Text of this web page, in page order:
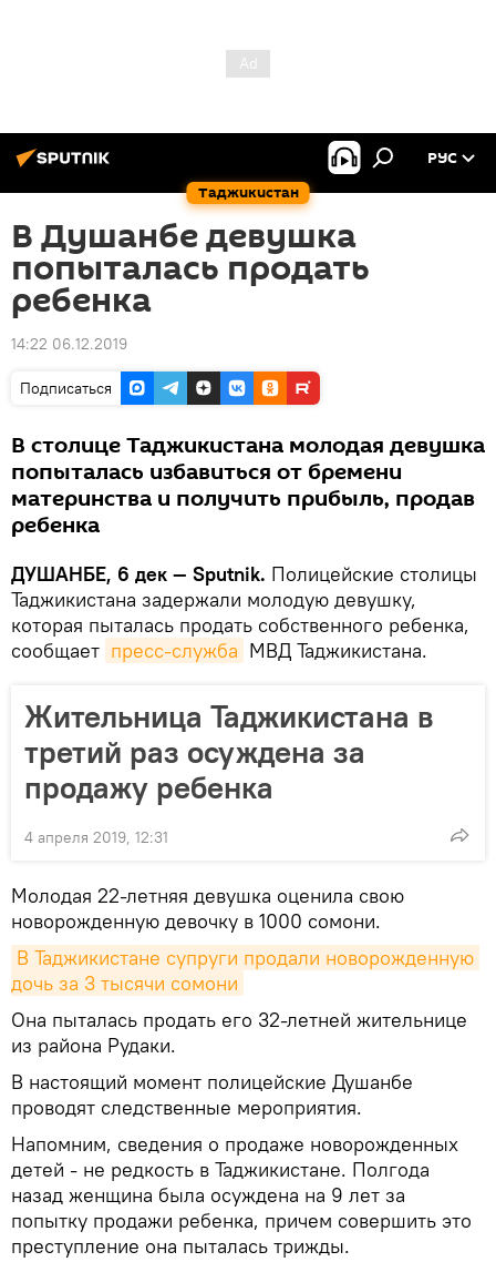
Таджикистан
РУС
В Душанбе девушка
попыталась продать
ребенка
14:22 06.12.2019
Подписаться
В столице Таджикистана молодая девушка
попыталась избавиться от бремени
материнства и получить прибыль, продав
ребенка
ДУШАНБЕ, 6 дек — Sputnik. Полицейские столицы
Таджикистана задержали молодую девушку,
которая пыталась продать собственного ребенка,
сообщает пресс-служба МВД Таджикистана.
Жительница Таджикистана в
третий раз осуждена за
продажу ребенка
4 апреля 2019, 12:31
Молодая 22-летняя девушка оценила свою
новорожденную девочку в 1000 сомони.
В Таджикистане супруги продали новорожденную
дочь за 3 тысячи сомони
Она пыталась продать его 32-летней жительнице
из района Рудаки.
В настоящий момент полицейские Душанбе
проводят следственные мероприятия.
Напомним, сведения о продаже новорожденных
детей - не редкость в Таджикистане. Полгода
назад женщина была осуждена на 9 лет за
попытку продажи ребенка, причем совершить это
преступление она пыталась трижды.